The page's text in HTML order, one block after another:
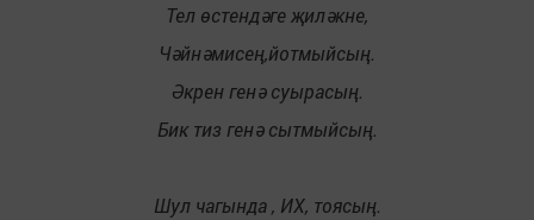
Тел өстендәге җиләкне,
Чәйнәмисең,йотмыйсың.
Әкрен генә суырасың.
Бик тиз генә сытмыйсың.
Шул чагында , ИХ, тоясың.